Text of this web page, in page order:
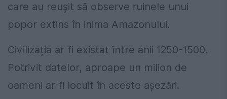
care au reușit să observe ruinele unui
popor extins în inima Amazonului.
Civilizația ar fi existat între anii 1250-1500.
Potrivit datelor, aproape un milion de
oameni ar fi locuit în aceste așezări.